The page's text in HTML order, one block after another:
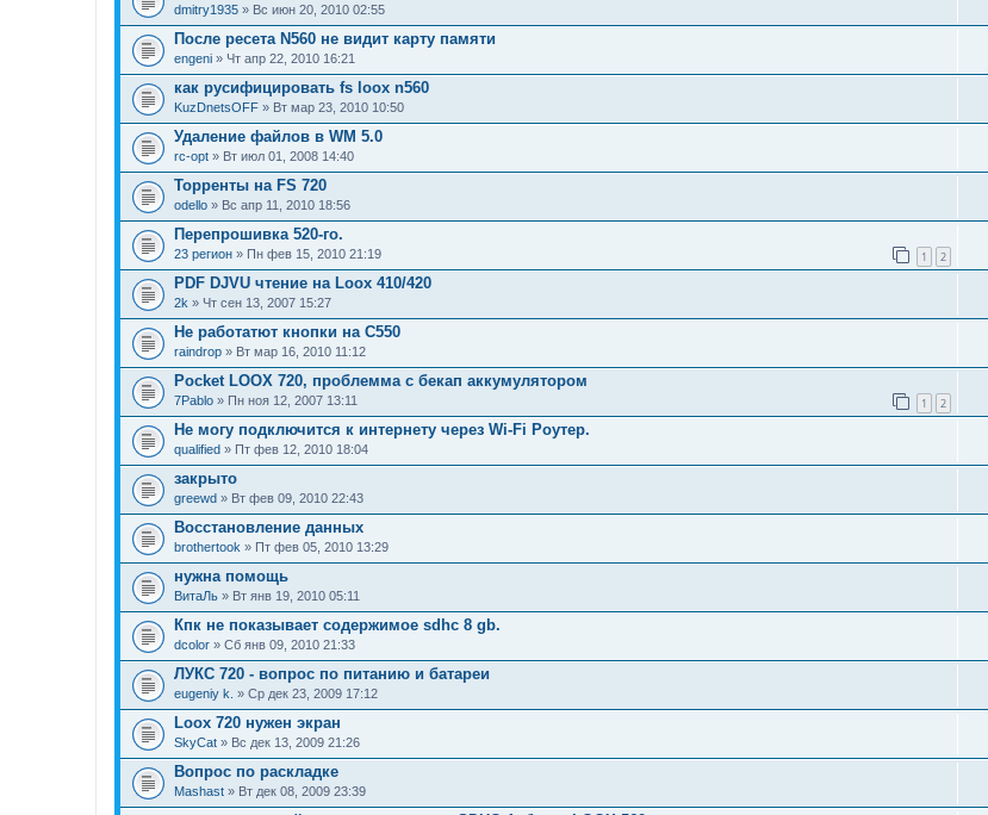
dmitry1935 » Вс июн 20, 2010 02:55
После ресета N560 не видит карту памяти
engeni » Чт апр 22, 2010 16:21
как русифицировать fs loox n560
KuzDnetsOFF » Вт мар 23, 2010 10:50
Удаление файлов в WM 5.0
rc-opt » Вт июл 01, 2008 14:40
Торренты на FS 720
odello » Вс апр 11, 2010 18:56
Перепрошивка 520-го.
23 регион » Пн фев 15, 2010 21:19 1 2
PDF DJVU чтение на Loox 410/420
2k » Чт сен 13, 2007 15:27
Не работатют кнопки на C550
raindrop » Вт мар 16, 2010 11:12
Pocket LOOX 720, проблемма с бекап аккумулятором
7Pablo » Пн ноя 12, 2007 13:11 1 2
Не могу подключится к интернету через Wi-Fi Роутер.
qualified » Пт фев 12, 2010 18:04
закрыто
greewd » Вт фев 09, 2010 22:43
Восстановление данных
brothertook » Пт фев 05, 2010 13:29
нужна помощь
ВитаЛь » Вт янв 19, 2010 05:11
Кпк не показывает содержимое sdhc 8 gb.
dcolor » Сб янв 09, 2010 21:33
ЛУКС 720 - вопрос по питанию и батареи
eugeniy k. » Ср дек 23, 2009 17:12
Loox 720 нужен экран
SkyCat » Вс дек 13, 2009 21:26
Вопрос по раскладке
Mashast » Вт дек 08, 2009 23:39